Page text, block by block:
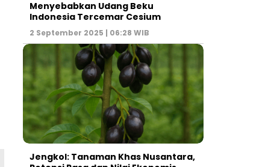
Menyebabkan Udang Beku
Indonesia Tercemar Cesium
2 September 2025 | 06:28 WIB
Jengkol: Tanaman Khas Nusantara,